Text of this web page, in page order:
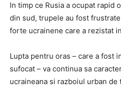
In timp ce Rusia a ocupat rapid
din sud, trupele au fost
forte ucrainene care a rezistat
Lupta pentru oras – care a fost
sufocat – va continua sa
ucraineana si razboiul urban de